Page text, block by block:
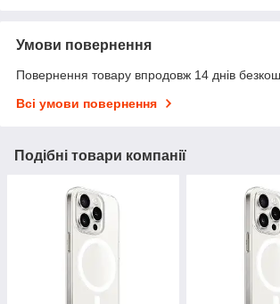
Умови повернення
Повернення товару впродовж 14 днів
Всі умови повернення
Подібні товари компанії